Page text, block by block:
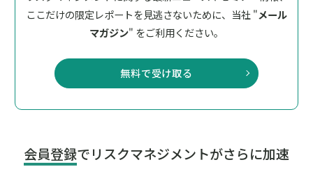
ここだけの限定レポートを見逃さないために、 当社 "メール
マガジン" をご利用ください。
無料で受け取る
会員登録でリスクマネジメントがさらに加速